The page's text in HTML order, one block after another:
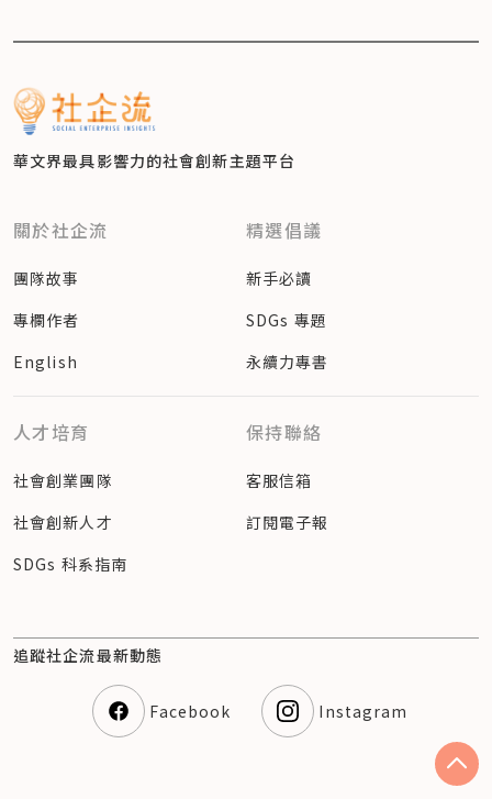
華文界最具影響力的社會創新主題平台
關於社企流
團隊故事
專欄作者
English
精選倡議
新手必讀
SDGs 專題
永續力專書
人才培育
社會創業團隊
社會創新人才
SDGs 科系指南
保持聯絡
客服信箱
訂閱電子報
追蹤社企流最新動態
Facebook Instagram